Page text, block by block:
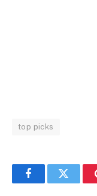
top picks
FacebookTwitter